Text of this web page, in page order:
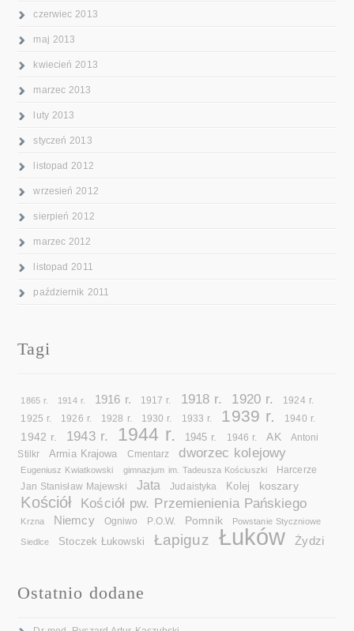
czerwiec 2013
maj 2013
kwiecień 2013
marzec 2013
luty 2013
styczeń 2013
listopad 2012
wrzesień 2012
sierpień 2012
marzec 2012
listopad 2011
październik 2011
Tagi
1865 r. 1914 r. 1916 r. 1917 r. 1918 r. 1920 r. 1924 r.
1925 r. 1926 r. 1928 r. 1930 r. 1933 r. 1939 r. 1940 r.
1942 r. 1943 r. 1944 r. 1945 r. 1946 r. AK
Antoni
Stilkr
Armia Krajowa Cmentarz dworzec kolejowy
Eugeniusz Kwiatkowski gimnazjum im. Tadeusza Kościuszki Harcerze
Jan Stanisław Majewski Jata Judaistyka Kolej koszary
Kościół Kościół pw. Przemienienia Pańskiego
Krzna Niemcy Ogniwo P.O.W. Pomnik Powstanie Styczniowe
Siedlce Stoczek Łukowski Łapiguz Łuków Żydzi
Ostatnio dodane